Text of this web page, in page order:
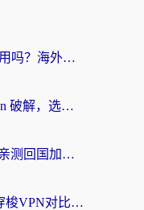
ChickCN和Unblock Youku好用吗？海外党亲测3款回国加速器，附iOS免费选择指南
海外党避坑指南：告别pc vpn 破解，选对回国加速器轻松访问国内资源
穿梭和海龟哪个好？海外党亲测回国加速器，附电脑免费VPN推荐
Quickback VPN好用吗？和穿梭VPN对比哪个回国效果更好？海外党必看的真实测评与选择指南